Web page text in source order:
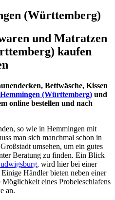
(Württemberg)
und Matratzen
kaufen
Bettwäsche, Kissen
Hemmingen (Württemberg) und
online bestellen und nach
so wie in Hemmingen mit
man sich manchmal schon in
umsehen, um ein gutes
Beratung zu finden. Ein Blick
, wird hier bei einer
Händler bieten neben einer
eines Probeleschlafens
an.